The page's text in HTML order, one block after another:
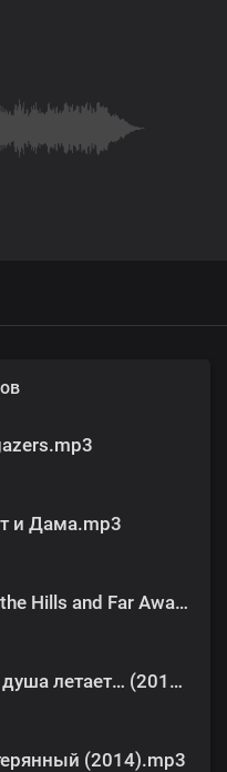
и Дама.mp3
07. Over the Hills and Far Away.mp3
109. Где душа летает… (2019).mp3
(2014).mp3